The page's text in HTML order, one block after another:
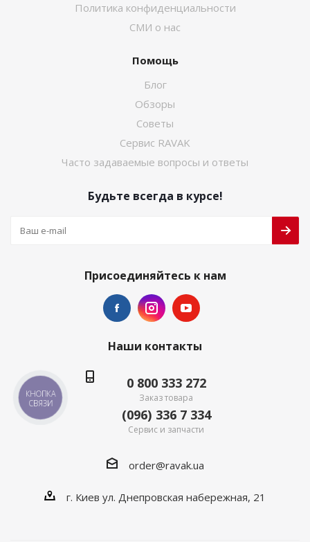
Политика конфиденциальности
СМИ о нас
Помощь
Блог
Обзоры
Советы
Сервис RAVAK
Часто задаваемые вопросы и ответы
Будьте всегда в курсе!
Присоединяйтесь к нам
Наши контакты
0 800 333 272
Заказ товара
(096) 336 7 334
Сервис и запчасти
order@ravak.ua
г. Киев ул. Днепровская набережная, 21
КНОПКА
СВЯЗИ